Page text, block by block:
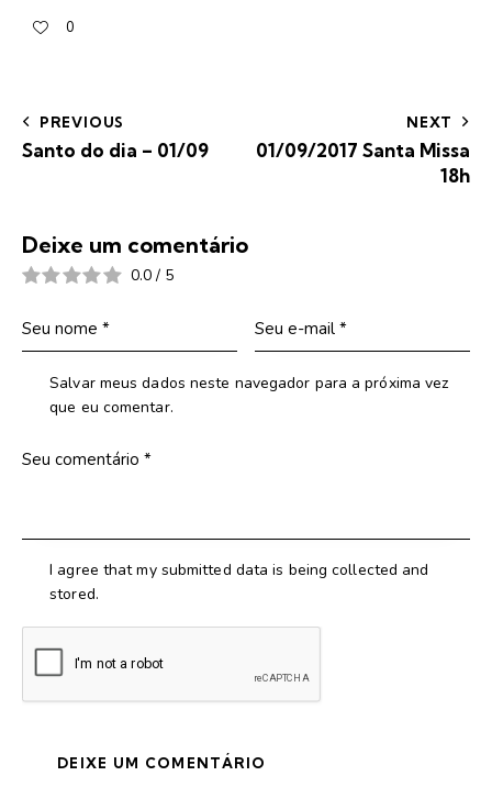
0
PREVIOUS
Santo do dia – 01/09
NEXT
01/09/2017 Santa Missa
18h
Deixe um comentário
0.0 / 5
Salvar meus dados neste navegador para a próxima vez
que eu comentar.
I agree that my submitted data is being collected and
stored.